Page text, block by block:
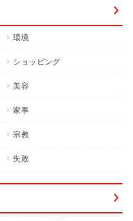
環境
ショッピング
美容
家事
宗教
失敗